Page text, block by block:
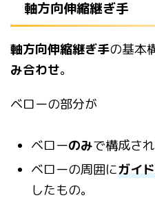
軸方向伸縮継ぎ手
軸方向伸縮継ぎ手の基本
み合わせ。
ベローの部分が
ベローのみで構成さ
ベローの周囲にガイ
したもの。